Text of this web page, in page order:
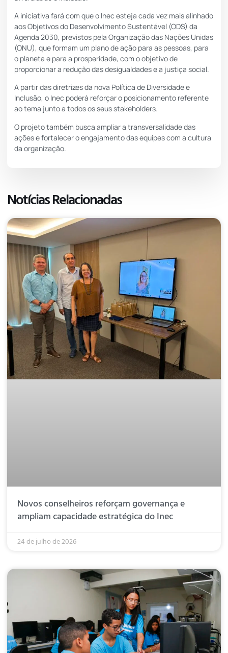
A iniciativa fará com que o Inec esteja cada vez mais alinhado
aos Objetivos do Desenvolvimento Sustentável (ODS) da
Agenda 2030, previstos pela Organização das Nações Unidas
(ONU), que formam um plano de ação para as pessoas, para
o planeta e para a prosperidade, com o objetivo de
proporcionar a redução das desigualdades e a justiça social.
A partir das diretrizes da nova Política de Diversidade e
Inclusão, o Inec poderá reforçar o posicionamento referente
ao tema junto a todos os seus stakeholders.
O projeto também busca ampliar a transversalidade das
ações e fortalecer o engajamento das equipes com a cultura
da organização.
Notícias Relacionadas
Novos conselheiros reforçam governança e
ampliam capacidade estratégica do Inec
24 de julho de 2026